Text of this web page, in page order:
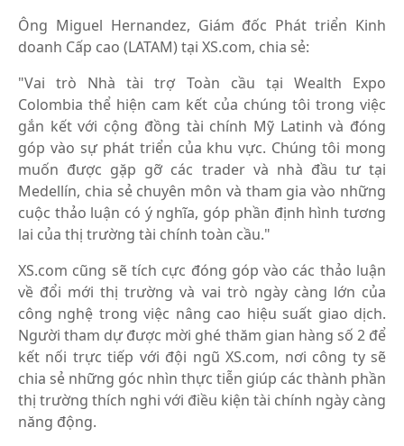
Ông Miguel Hernandez, Giám đốc Phát triển Kinh
doanh Cấp cao (LATAM) tại XS.com, chia sẻ:
"Vai trò Nhà tài trợ Toàn cầu tại Wealth Expo
Colombia thể hiện cam kết của chúng tôi trong việc
gắn kết với cộng đồng tài chính Mỹ Latinh và đóng
góp vào sự phát triển của khu vực. Chúng tôi mong
muốn được gặp gỡ các trader và nhà đầu tư tại
Medellín, chia sẻ chuyên môn và tham gia vào những
cuộc thảo luận có ý nghĩa, góp phần định hình tương
lai của thị trường tài chính toàn cầu."
XS.com cũng sẽ tích cực đóng góp vào các thảo luận
về đổi mới thị trường và vai trò ngày càng lớn của
công nghệ trong việc nâng cao hiệu suất giao dịch.
Người tham dự được mời ghé thăm gian hàng số 2 để
kết nối trực tiếp với đội ngũ XS.com, nơi công ty sẽ
chia sẻ những góc nhìn thực tiễn giúp các thành phần
thị trường thích nghi với điều kiện tài chính ngày càng
năng động.